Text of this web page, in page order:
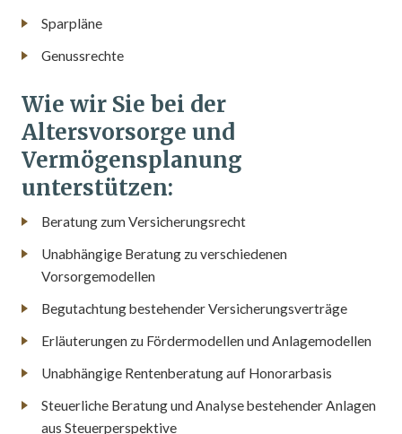
Sparpläne
Genussrechte
Wie wir Sie bei der
Altersvorsorge und
Vermögensplanung
unterstützen:
Beratung zum Versicherungsrecht
Unabhängige Beratung zu verschiedenen
Vorsorgemodellen
Begutachtung bestehender Versicherungsverträge
Erläuterungen zu Fördermodellen und Anlagemodellen
Unabhängige Rentenberatung auf Honorarbasis
Steuerliche Beratung und Analyse bestehender Anlagen
aus Steuerperspektive